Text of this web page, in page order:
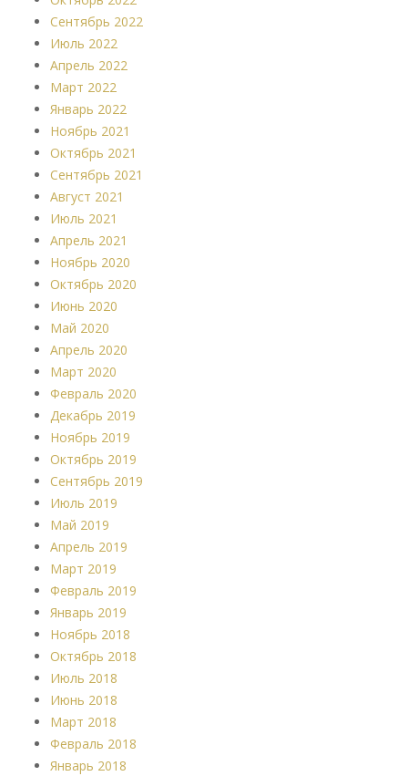
Сентябрь 2022
Июль 2022
Апрель 2022
Март 2022
Январь 2022
Ноябрь 2021
Октябрь 2021
Сентябрь 2021
Август 2021
Июль 2021
Апрель 2021
Ноябрь 2020
Октябрь 2020
Июнь 2020
Май 2020
Апрель 2020
Март 2020
Февраль 2020
Декабрь 2019
Ноябрь 2019
Октябрь 2019
Сентябрь 2019
Июль 2019
Май 2019
Апрель 2019
Март 2019
Февраль 2019
Январь 2019
Ноябрь 2018
Октябрь 2018
Июль 2018
Июнь 2018
Март 2018
Февраль 2018
Январь 2018